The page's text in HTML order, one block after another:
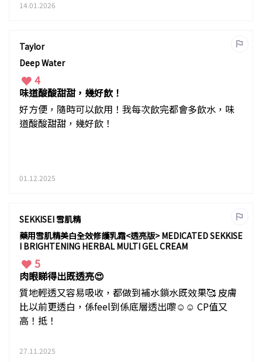
14.01.2026
Taylor
Deep Water
4
味道酸酸甜甜，幾好飲！
好方便，隨時可以飲用！我每次飲完都會多飲水，味
道酸酸甜甜，幾好飲！
01.12.2025
SEKKISEI 雪肌精
藥用雪肌精美白全效修護乳霜<透亮版> MEDICATED SEKKISE
I BRIGHTENING HERBAL MULTI GEL CREAM
5
肉眼睇得出既透亮😍
質地輕透又容易吸收，都做到補水鎖水既效果🥰 皮膚
比以前更透白，係feel到係底層透出嚟☺️☺️ CP值又
高！抵！
27.11.2025